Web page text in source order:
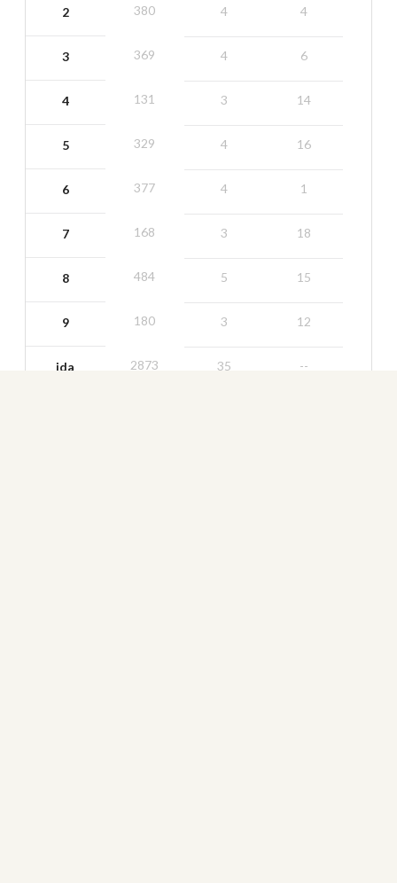
2
3
4
5
6
7
8
9
ida
380
369
131
329
377
168
484
180
2873
4
4
3
4
4
3
5
3
35
4
6
14
16
1
18
15
12
--